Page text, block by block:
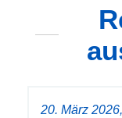
20. März